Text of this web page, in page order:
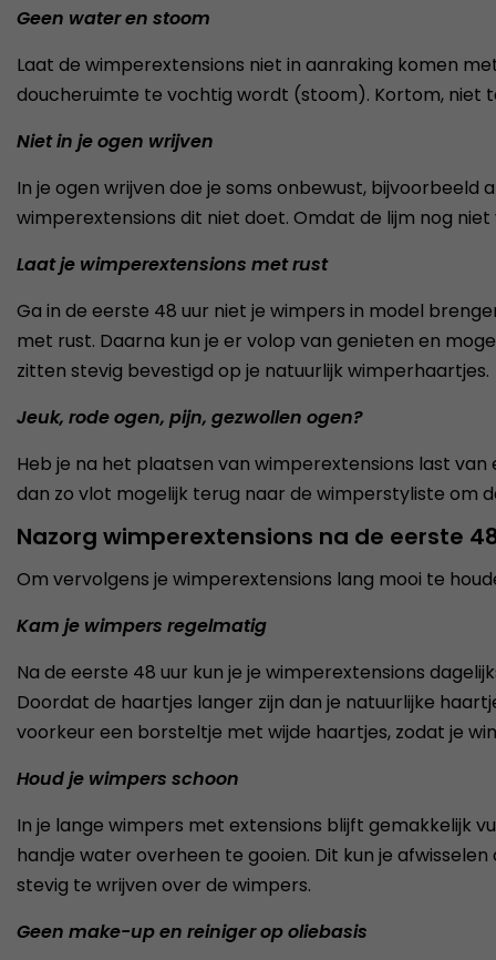
Geen water en stoom
Laat de wimperextensions niet in aanraking komen
doucheruimte te vochtig wordt (stoom). Kortom, niet
Niet in je ogen wrijven
In je ogen wrijven doe je soms onbewust,
wimperextensions dit niet doet. Omdat de lijm nog
Laat je wimperextensions met rust
Ga in de eerste 48 uur niet je wimpers in model
met rust. Daarna kun je er volop van genieten en
zitten stevig bevestigd op je natuurlijk wimperhaartjes.
Jeuk, rode ogen, pijn, gezwollen ogen?
Heb je na het plaatsen van wimperextensions last
dan zo vlot mogelijk terug naar de wimperstyliste om
Nazorg wimperextensions na de eerste
Om vervolgens je wimperextensions lang mooi te
Kam je wimpers regelmatig
Na de eerste 48 uur kun je je wimperextensions
Doordat de haartjes langer zijn dan je natuurlijke
voorkeur een borsteltje met wijde haartjes, zodat je
Houd je wimpers schoon
In je lange wimpers met extensions blijft gemakkelijk
handje water overheen te gooien. Dit kun je
stevig te wrijven over de wimpers.
Geen make-up en reiniger op oliebasis